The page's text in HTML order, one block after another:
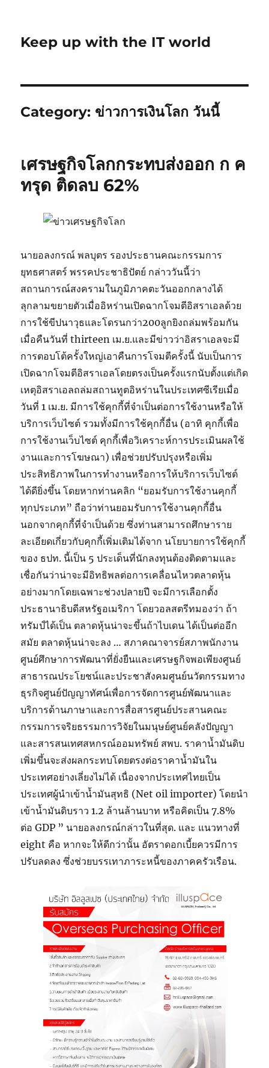
Keep up with the IT world
Category: ข่าวการเงินโลก วันนี้
เศรษฐกิจโลกกระทบส่งออก ก ค
ทรุด ติดลบ 62%
นายอลงกรณ์ พลบุตร รองประธานคณะกรรมการ
ยุทธศาสตร์ พรรคประชาธิปัตย์ กล่าววันนี้ว่า
สถานการณ์สงครามในภูมิภาคตะวันออกกลางได้
ลุกลามขยายตัวเมื่ออิหร่านเปิดฉากโจมตีอิสราเอลด้วย
การใช้ขีปนาวุธและโดรนกว่า200ลูกยิงถล่มพร้อมกัน
เมื่อคืนวันที่ thirteen เม.ย.และมีข่าวว่าอิสราเอลจะมี
การตอบโต้ครั้งใหญ่เอาคืนการโจมตีครั้งนี้ นับเป็นการ
เปิดฉากโจมตีอิสราเอลโดยตรงเป็นครั้งแรกนับตั้งแต่เกิด
เหตุอิสราเอลถล่มสถานทูตอิหร่านในประเทศซีเรียเมื่อ
วันที่ 1 เม.ย. มีการใช้คุกกี้ที่จำเป็นต่อการใช้งานหรือให้
บริการเว็บไซต์ รวมทั้งมีการใช้คุกกี้อื่น (อาทิ คุกกี้เพื่อ
การใช้งานเว็บไซต์ คุกกี้เพื่อวิเคราะห์การประเมินผลใช้
งานและการโฆษณา) เพื่อช่วยปรับปรุงหรือเพิ่ม
ประสิทธิภาพในการทำงานหรือการให้บริการเว็บไซต์
ได้ดียิ่งขึ้น โดยหากท่านคลิก “ยอมรับการใช้งานคุกกี้
ทุกประเภท” ถือว่าท่านยอมรับการใช้งานคุกกี้อื่น
นอกจากคุกกี้ที่จำเป็นด้วย ซึ่งท่านสามารถศึกษาราย
ละเอียดเกี่ยวกับคุกกี้เพิ่มเติมได้จาก นโยบายการใช้คุกกี้
ของ ธปท. นี้เป็น 5 ประเด็นที่นักลงทุนต้องติดตามและ
เชื่อกันว่าน่าจะมีอิทธิพลต่อการเคลื่อนไหวตลาดหุ้น
อย่างมากโดยเฉพาะช่วงปลายปี จะมีการเลือกตั้ง
ประธานาธิบดีสหรัฐอเมริกา โดยวอลสตรีทมองว่า ถ้า
ทรัมป์ได้เป็น ตลาดหุ้นน่าจะขึ้นถ้าไบเดน ได้เป็นต่ออีก
สมัย ตลาดหุ้นน่าจะลง … สภาคณาจารย์สภาพนักงาน
ศูนย์ศึกษาการพัฒนาที่ยั่งยืนและเศรษฐกิจพอเพียงศูนย์
สาธารณประโยชน์และประชาสังคมศูนย์นวัตกรรมทาง
ธุรกิจศูนย์ปัญญาทัศน์เพื่อการจัดการศูนย์พัฒนาและ
บริการด้านภาษาและการสื่อสารศูนย์ประสานคณะ
กรรมการจริยธรรมการวิจัยในมนุษย์ศูนย์คลังปัญญา
และสารสนเทศสหกรณ์ออมทรัพย์ สพบ. ราคาน้ำมันดิบ
เพิ่มขึ้นจะส่งผลกระทบโดยตรงต่อราคาน้ำมันใน
ประเทศอย่างเลี่ยงไม่ได้ เนื่องจากประเทศไทยเป็น
ประเทศผู้นำเข้าน้ำมันสุทธิ (Net oil importer) โดยนำ
เข้าน้ำมันดิบราว 1.2 ล้านล้านบาท หรือคิดเป็น 7.8%
ต่อ GDP ” นายอลงกรณ์กล่าวในที่สุด. และ แนวทางที่
eight คือ หากจะให้ดีกว่านั้น อัตราดอกเบี้ยควรมีการ
ปรับลดลง ซึ่งช่วยบรรเทาภาระหนี้ของภาคครัวเรือน.